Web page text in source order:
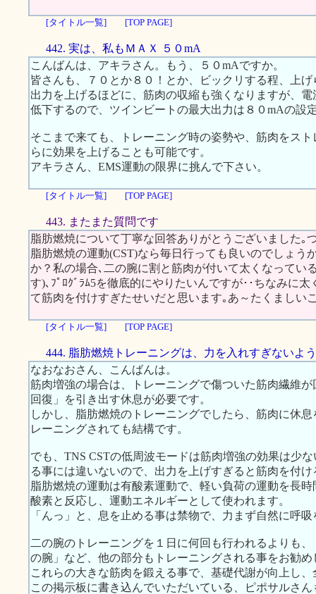
[タイトル一覧] [TOP PAGE]
442. 実は、私もＭＡＸ ５０mA
こんばんは、アキラさん。もう、５０mAですか。
皆さんも、７０とか８０！とか、ビックリする程、上
出力を上げるほどに、筋肉の収縮も強くなりますが、
低下するので、ツインビートの最大出力は８０mAの設
そこまで来ても、トレーニング時の姿勢や、筋肉をス
らに効果を上げることも可能です。
アキラさん、EMS運動の限界に挑んで下さい。
[タイトル一覧] [TOP PAGE]
443. またまた質問です
脂肪燃焼について丁寧な回答ありがとうございました｡
脂肪燃焼の運動(CST)なら毎日行っても良いのでしょう
か？私の場合､二の腕に割と筋肉が付いて太くなってい
す)､ﾌﾟﾛｸﾞﾗﾑ5を徹底的にやりたいんですが･･ちなみに
て筋肉を付けすぎたせいだと思います｡あ～たくましい
[タイトル一覧] [TOP PAGE]
444. 脂肪燃焼トレーニングは、力を入れすぎないよ
なおなおさん、こんばんは。
筋肉増強の場合は、トレーニングで傷ついた筋肉繊維
回復」を引き出す休息が必要です。
しかし、脂肪燃焼のトレーニングでしたら、筋肉に休
レーニングされても結構です。
でも、TNS CSTの低周波モードは筋肉増強の効果は少
る事には違いないので、出力を上げすぎると筋肉を付
脂肪燃焼の運動は有酸素運動で、軽い負荷の運動を長
酸素と反応し、運動エネルギーとして使われます。
「んっ」と、息を止める事は禁物で、力まず自然に呼
二の腕のトレーニングを１日に何回も行われるよりも
の腕」など、他の部分もトレーニングされる事をお勧め
これらの大きな筋肉を鍛える事で、基礎代謝が向上し
この掲示板に書き込んでいただいている、ピポサルさ